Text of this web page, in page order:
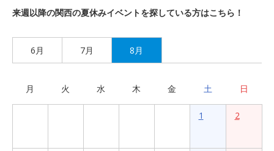
来週以降の関西の夏休みイベントを探している方はこちら！
6月 7月 8月
月 火 水 木 金 土 日
1 2